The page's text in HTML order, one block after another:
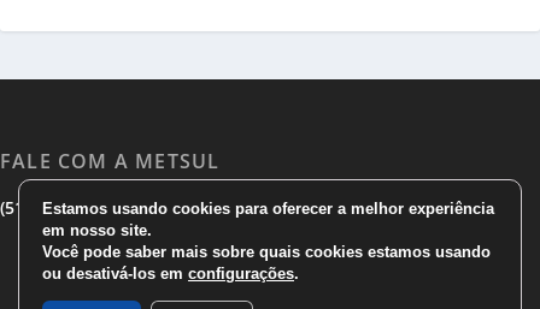
FALE COM A METSUL
(51) 3533 1983|(51)3785 7752|comercial@metsul.com
Estamos usando cookies para oferecer a melhor experiência
em nosso site.
Você pode saber mais sobre quais cookies estamos usando
ou desativá-los em configurações.